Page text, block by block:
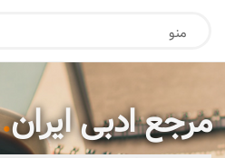
منو
مرجع ادبی ایران.